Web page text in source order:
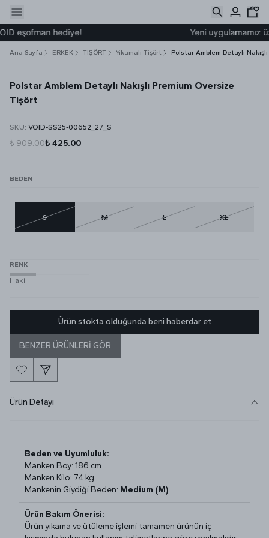
eşofman hediye! Yeni uygulamamız
Ana Sayfa ERKEK TİŞÖRT Yıkamalı Tişört Polstar Amblem Detaylı
Polstar Amblem Detaylı Nakışlı Premium Oversize
Tişört
SKU: VOID-SS25-00652_27_S
₺ 909.00₺ 425.00
BEDEN
S M L XL
RENK
Haki
Ürün stokta olduğunda beni haberdar et
BENZER ÜRÜNLERİ GÖR
Ürün Detayı
Beden ve Uyumluluk:
Manken Boy: 186 cm
Manken Kilo: 74 kg
Mankenin Giydiği Beden: Medium (M)
Ürün Bakım Önerisi:
Ürün yıkama ve ütüleme işlemi tamamen ürünün iç